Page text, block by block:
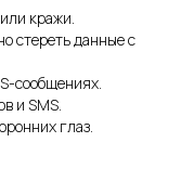
кражи.
стереть данные с
сообщениях.
и SMS.
глаз.